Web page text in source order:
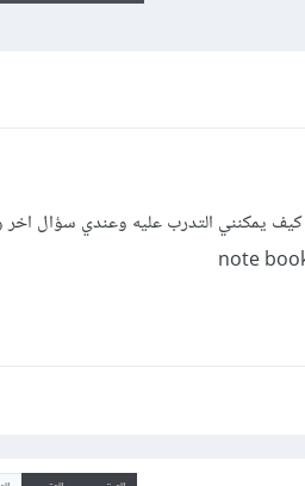
كيف يمكنني التدرب عليه وعندي سؤال